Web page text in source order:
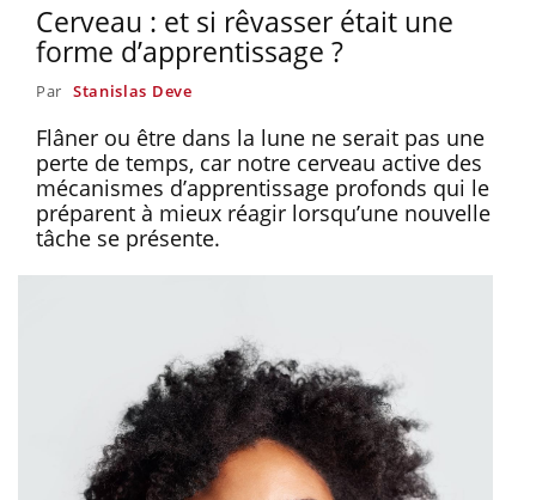
Cerveau : et si rêvasser était une
forme d’apprentissage ?
Par Stanislas Deve
Flâner ou être dans la lune ne serait pas une
perte de temps, car notre cerveau active des
mécanismes d’apprentissage profonds qui le
préparent à mieux réagir lorsqu’une nouvelle
tâche se présente.